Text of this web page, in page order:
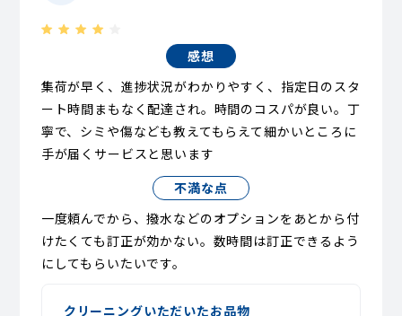
感想
集荷が早く、進捗状況がわかりやすく、指定日のスタ
ート時間まもなく配達され。時間のコスパが良い。丁
寧で、シミや傷なども教えてもらえて細かいところに
手が届くサービスと思います
不満な点
一度頼んでから、撥水などのオプションをあとから付
けたくても訂正が効かない。数時間は訂正できるよう
にしてもらいたいです。
クリーニングいただいたお品物